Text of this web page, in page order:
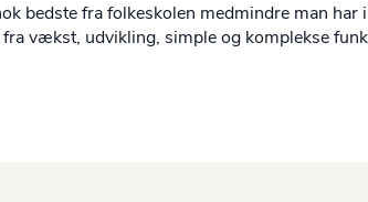
bedste fra folkeskolen medmindre man har
vækst, udvikling, simple og komplekse